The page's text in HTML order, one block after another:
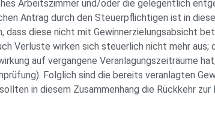
Arbeitszimmer und/oder die gelegentlich
Antrag durch den Steuerpflichtigen ist in
dass diese nicht mit Gewinnerzielungsabsicht
Verluste wirken sich steuerlich nicht mehr
auf vergangene Veranlagungszeiträume
Folglich sind die bereits veranlagten
in diesem Zusammenhang die Rückkehr